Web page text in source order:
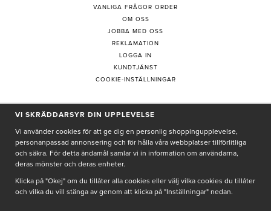
VANLIGA FRÅGOR ORDER
OM OSS
JOBBA MED OSS
REKLAMATION
LOGGA IN
KUNDTJÄNST
COOKIE-INSTÄLLNINGAR
PRENUMERERA PÅ NYHETSBREV
Genom att ge min e-post, accepterar jag Seth och Sallyintegritetspolicy
De uppgifter du matar in kommer endast användas till våra nyhetsbrev.
VI SKRÄDDARSYR DIN UPPLEVELSE
Vi använder cookies för att ge dig en personlig shoppingupplevelse,
personanpassad annonsering och för hålla våra webbplatser tillförlitliga
och säkra. För detta ändamål samlar vi in information om användarna,
deras mönster och deras enheter.
Klicka på "Okej" om du tillåter alla cookies eller välj vilka cookies du tillåter
och vilka du vill stänga av genom att klicka på "Inställningar" nedan.